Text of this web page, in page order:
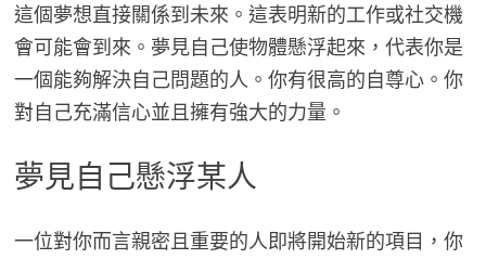
這個夢想直接關係到未來。這表明新的工作或社交機
會可能會到來。夢見自己使物體懸浮起來，代表你是
一個能夠解決自己問題的人。你有很高的自尊心。你
對自己充滿信心並且擁有強大的力量。
夢見自己懸浮某人
一位對你而言親密且重要的人即將開始新的項目，你